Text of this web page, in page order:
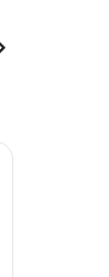
惠
找优惠
寻找优惠